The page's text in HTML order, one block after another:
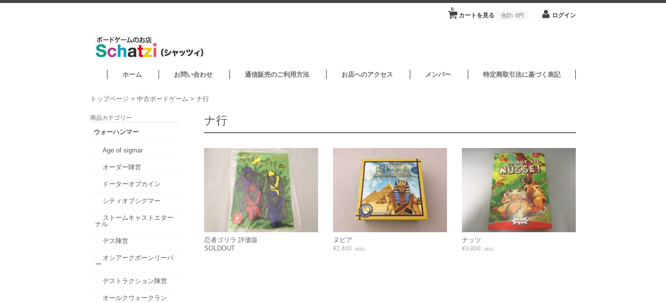
カートを見る
0
合計: 0円 ログイン
ホーム お問い合わせ 通信販売のご利用方法 お店へのアクセス メンバー 特定商取引法に基づく表記
トップページ > 中古ボードゲーム > ナ行
ナ行
忍者ゴリラ 評価版
SOLDOUT
ヌビア
¥2,400 （税別）
ナッツ
¥3,800 （税別）
商品カテゴリー
ウォーハンマー
Age of sigmar
オーダー陣営
ドーターオブカイン
シティオブシグマー
ストームキャストエター
ナル
デス陣営
オシアークボーンリーパ
ー
デストラクション陣営
オールクウォークラン